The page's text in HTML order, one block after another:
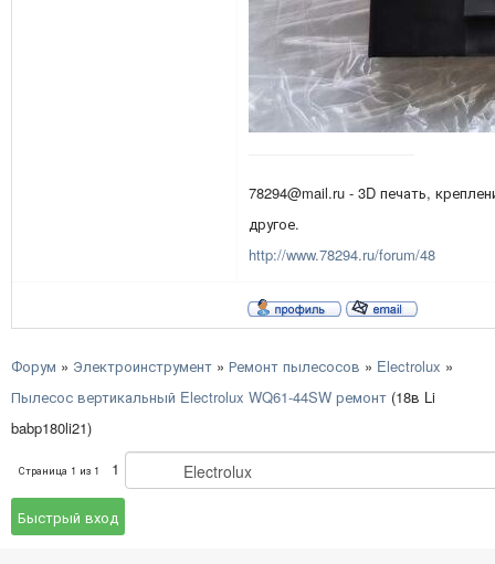
78294@mail.ru - 3D печать,
другое.
http://www.78294.ru/forum/48
Форум » Электроинструмент » Ремонт пылесосов » Electrolux »
Пылесос вертикальный Electrolux WQ61-44SW ремонт (18в Li
babp180li21)
Страница 1 из 1 1